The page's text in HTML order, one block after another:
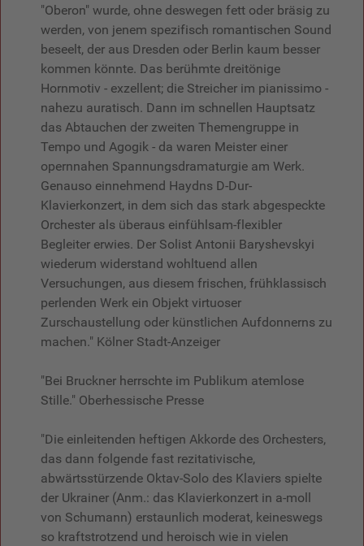
"Oberon" wurde, ohne deswegen fett oder bräsig zu
werden, von jenem spezifisch romantischen Sound
beseelt, der aus Dresden oder Berlin kaum besser
kommen könnte. Das berühmte dreitönige
Hornmotiv - exzellent; die Streicher im pianissimo -
nahezu auratisch. Dann im schnellen Hauptsatz
das Abtauchen der zweiten Themengruppe in
Tempo und Agogik - da waren Meister einer
opernnahen Spannungsdramaturgie am Werk.
Genauso einnehmend Haydns D-Dur-
Klavierkonzert, in dem sich das stark abgespeckte
Orchester als überaus einfühlsam-flexibler
Begleiter erwies. Der Solist Antonii Baryshevskyi
wiederum widerstand wohltuend allen
Versuchungen, aus diesem frischen, frühklassisch
perlenden Werk ein Objekt virtuoser
Zurschaustellung oder künstlichen Aufdonnerns zu
machen." Kölner Stadt-Anzeiger
"Bei Bruckner herrschte im Publikum atemlose
Stille." Oberhessische Presse
"Die einleitenden heftigen Akkorde des Orchesters,
das dann folgende fast rezitativische,
abwärtsstürzende Oktav-Solo des Klaviers spielte
der Ukrainer (Anm.: das Klavierkonzert in a-moll
von Schumann) erstaunlich moderat, keineswegs
so kraftstrotzend und heroisch wie in vielen